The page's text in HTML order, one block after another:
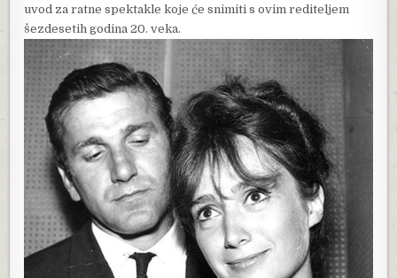
uvod za ratne spektakle koje će snimiti s ovim rediteljem
šezdesetih godina 20. veka.